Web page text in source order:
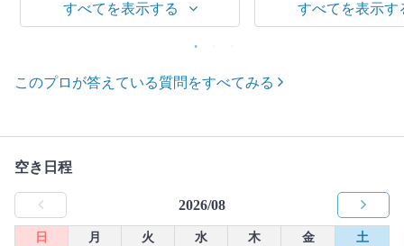
すべてを表示する すべてを表示す
このプロが答えている質問をすべてみる
空き日程
2026/08
日 月 火 水 木 金
土